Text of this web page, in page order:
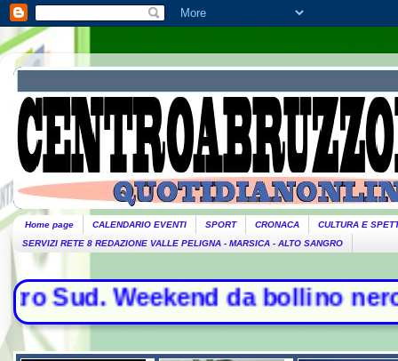
Home page CALENDARIO EVENTI SPORT CRONACA
CULTURA E
SERVIZI RETE 8 REDAZIONE VALLE PELIGNA - MARSICA - ALTO SANGRO
da bollino nero